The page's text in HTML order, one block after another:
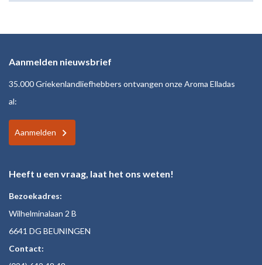
Aanmelden nieuwsbrief
35.000 Griekenlandliefhebbers ontvangen onze Aroma Elladas
al:
Aanmelden
Heeft u een vraag, laat het ons weten!
Bezoekadres:
Wilhelminalaan 2 B
6641 DG BEUNINGEN
Contact: